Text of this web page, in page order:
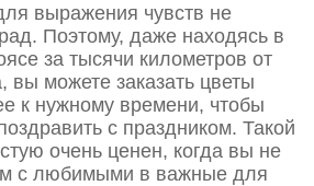
выражения чувств не
Поэтому, даже находясь в
за тысячи километров от
вы можете заказать цветы
к нужному времени, чтобы
с праздником. Такой
очень ценен, когда вы не
с любимыми в важные для